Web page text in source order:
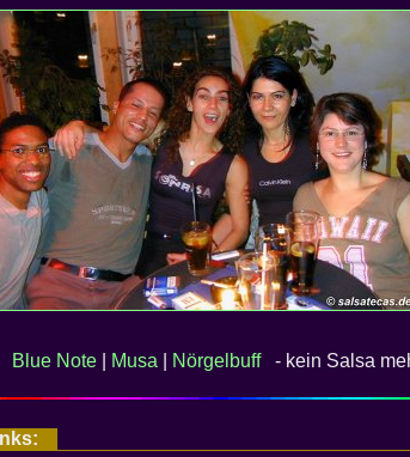
Blue Note| Musa Nörgelbuff- kein Salsa